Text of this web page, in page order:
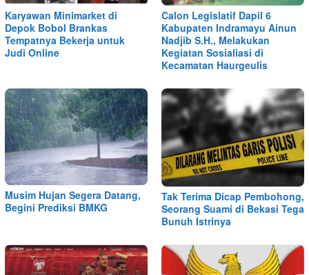
Karyawan Minimarket di
Depok Bobol Brankas
Tempatnya Bekerja untuk
Judi Online
Calon Legislatif Dapil 6
Kabupaten Indramayu Ainun
Nadjib S.H., Melakukan
Kegiatan Sosialiasi di
Kecamatan Haurgeulis
Musim Hujan Segera Datang,
Begini Prediksi BMKG
Tak Terima Dicap Pembohong,
Seorang Suami di Bekasi Tega
Bunuh Istrinya